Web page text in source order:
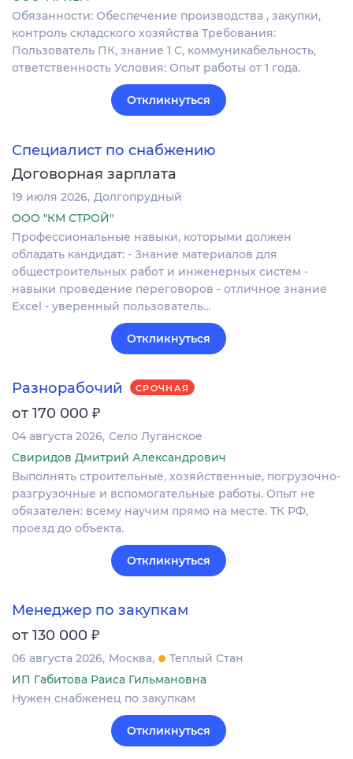
Обязанности: Обеспечение производства , закупки,
контроль складского хозяйства Требования:
Пользователь ПК, знание 1 С, коммуникабельность,
ответственность Условия: Опыт работы от 1 года.
Откликнуться
Специалист по снабжению
Договорная зарплата
19 июля 2026 Долгопрудный
ООО "КМ СТРОЙ"
Профессиональные навыки, которыми должен
обладать кандидат: - Знание материалов для
общестроительных работ и инженерных систем -
навыки проведение переговоров - отличное знание
Excel - уверенный пользователь…
Откликнуться
Разнорабочий СРОЧНАЯ
от 170 000 ₽
04 августа 2026 Село Луганское
Свиридов Дмитрий Александрович
Выполнять строительные, хозяйственные, погрузочно-
разгрузочные и вспомогательные работы. Опыт не
обязателен: всему научим прямо на месте. ТК РФ,
проезд до объекта.
Откликнуться
Менеджер по закупкам
от 130 000 ₽
06 августа 2026 Москва
Теплый Стан
ИП Габитова Раиса Гильмановна
Нужен снабженец по закупкам
Откликнуться